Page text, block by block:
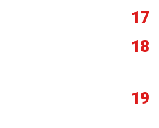
17
18
19